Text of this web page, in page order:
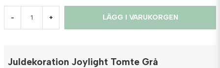
- + LÄGG I VARUKORGEN
Juldekoration Joylight Tomte Grå